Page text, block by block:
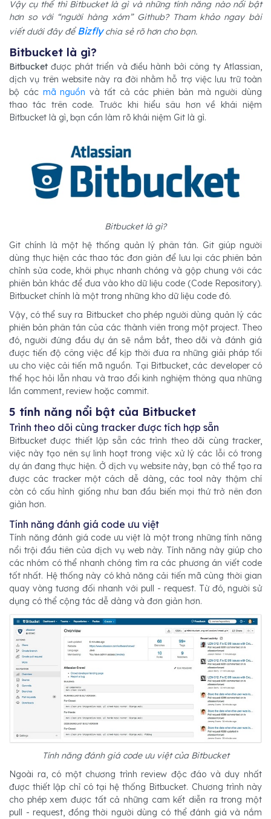
Vậy cụ thể thì Bitbucket là gì và những tính năng nào nổi bật
hơn so với “người hàng xóm” Github? Tham khảo ngay bài
viết dưới đây đểBizflychia sẻ rõ hơn cho bạn.
Bitbucket là gì?
Bitbucketđược phát triển và điều hành bởi công ty Atlassian,
dịch vụ trên website này ra đời nhằm hỗ trợ việc lưu trữ toàn
bộ các mã nguồn và tất cả các phiên bản mà người dùng
thao tác trên code. Trước khi hiểu sâu hơn về khái niệm
Bitbucket là gì, bạn cần làm rõ khái niệm Git là gì.
Bitbucket là gì?
Git chính là một hệ thống quản lý phân tán. Git giúp người
dùng thực hiện các thao tác đơn giản để lưu lại các phiên bản
chỉnh sửa code, khôi phục nhanh chóng và gộp chung với các
phiên bản khác để đưa vào kho dữ liệu code (Code Repository).
Bitbucket chính là một trong những kho dữ liệu code đó.
Vậy, có thể suy ra Bitbucket cho phép người dùng quản lý các
phiên bản phân tán của các thành viên trong một project. Theo
đó, người đứng đầu dự án sẽ nắm bắt, theo dõi và đánh giá
được tiến độ công việc để kịp thời đưa ra những giải pháp tối
ưu cho việc cải tiến mã nguồn. Tại Bitbucket, các developer có
thể học hỏi lẫn nhau và trao đổi kinh nghiệm thông qua những
lần comment, review hoặc commit.
5 tính năng nổi bật của Bitbucket
Trình theo dõi cùng tracker được tích hợp sẵn
Bitbucket được thiết lập sẵn các trình theo dõi cùng tracker,
việc này tạo nên sự linh hoạt trong việc xử lý các lỗi có trong
dự án đang thực hiện. Ở dịch vụ website này, bạn có thể tạo ra
được các tracker một cách dễ dàng, các tool này thậm chí
còn có cấu hình giống như ban đầu biến mọi thứ trở nên đơn
giản hơn.
Tính năng đánh giá code ưu việt
Tính năng đánh giá code ưu việt là một trong những tính năng
nổi trội đầu tiên của dịch vụ web này. Tính năng này giúp cho
các nhóm có thể nhanh chóng tìm ra các phương án viết code
tốt nhất. Hệ thống này có khả năng cải tiến mã cùng thời gian
quay vòng tương đối nhanh với pull - request. Từ đó, người sử
dụng có thể cộng tác dễ dàng và đơn giản hơn.
Tính năng đánh giá code ưu việt của Bitbucket
Ngoài ra, có một chương trình review độc đáo và duy nhất
được thiết lập chỉ có tại hệ thống Bitbucket. Chương trình này
cho phép xem được tất cả những cam kết diễn ra trong một
pull - request, đồng thời người dùng có thể đánh giá và nắm